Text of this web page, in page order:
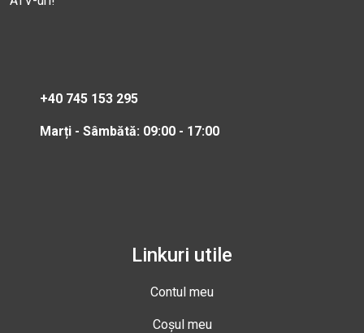
+40 745 153 295
Marți - Sâmbătă: 09:00 - 17:00
Linkuri utile
Contul meu
Coșul meu